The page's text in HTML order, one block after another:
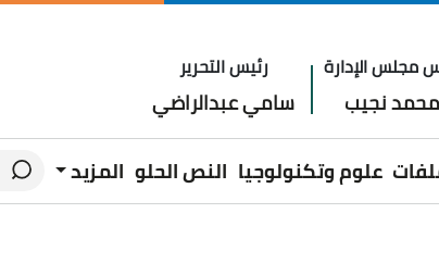
مجلس الإدارة
محمد نجيب
رئيس التحرير
سامي عبدالراضي
علوم وتكنولوجيا النص الحلو المزيد